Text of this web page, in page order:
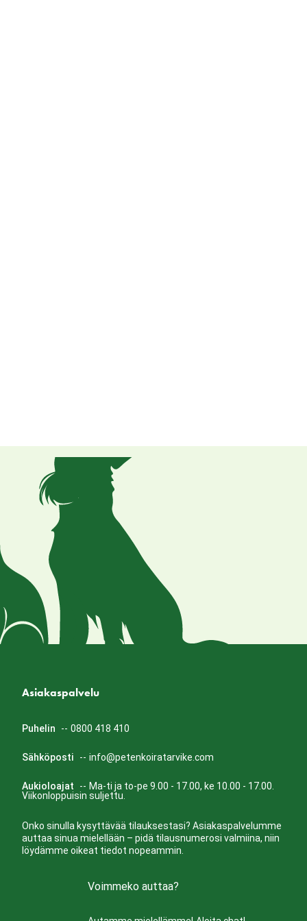
Asiakaspalvelu
Puhelin -- 0800 418 410
Sähköposti -- info@petenkoiratarvike.com
Aukioloajat -- Ma-ti ja to-pe 9.00 - 17.00, ke 10.00 - 17.00.
Viikonloppuisin suljettu.
Onko sinulla kysyttävää tilauksestasi? Asiakaspalvelumme
auttaa sinua mielellään – pidä tilausnumerosi valmiina, niin
löydämme oikeat tiedot nopeammin.
Voimmeko auttaa?